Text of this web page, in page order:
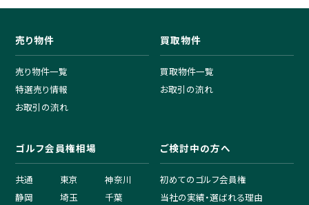
売り物件
売り物件一覧
特選売り情報
お取引の流れ
買取物件
買取物件一覧
お取引の流れ
ゴルフ会員権相場
共通 東京
神奈川
静岡
埼玉
千葉
ご検討中の方へ
初めてのゴルフ会員権
当社の実績・選ばれる理由